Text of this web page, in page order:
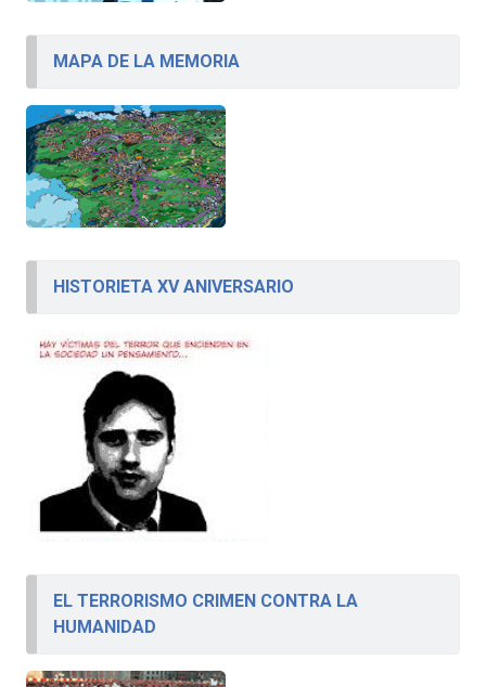
MAPA DE LA MEMORIA
HISTORIETA XV ANIVERSARIO
EL TERRORISMO CRIMEN CONTRA LA
HUMANIDAD